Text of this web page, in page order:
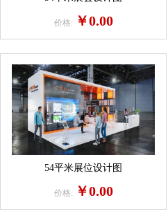
价格: ￥0.00
54平米展位设计图
价格: ￥0.00